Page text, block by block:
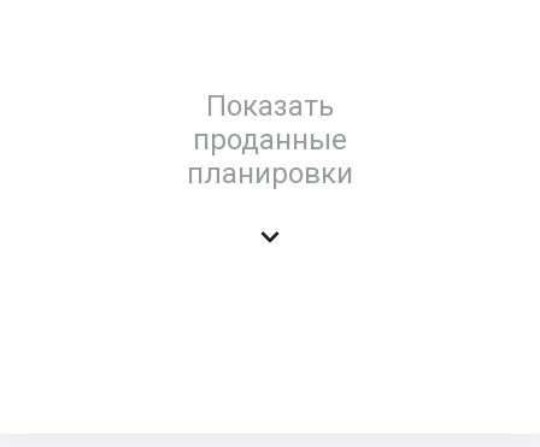
Показать
проданные
планировки
